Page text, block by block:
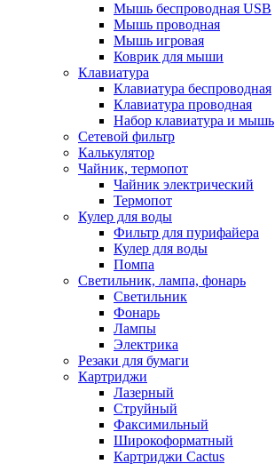
Мышь беспроводная USB
Мышь проводная
Мышь игровая
Коврик для мыши
Клавиатура
Клавиатура беспроводная
Клавиатура проводная
Набор клавиатура и мышь
Сетевой фильтр
Калькулятор
Чайник, термопот
Чайник электрический
Термопот
Кулер для воды
Фильтр для пурифайера
Кулер для воды
Помпа
Светильник, лампа, фонарь
Светильник
Фонарь
Лампы
Электрика
Резаки для бумаги
Картриджи
Лазерный
Струйный
Факсимильный
Широкоформатный
Картриджи Cactus